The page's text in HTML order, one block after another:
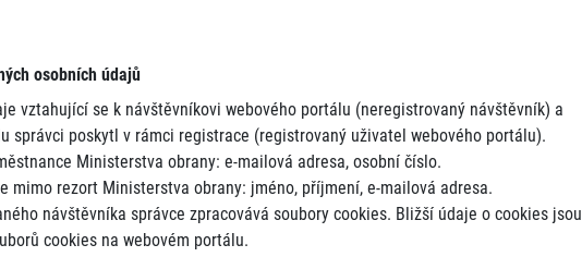
osobních údajů
vztahující se k návštěvníkovi webového portálu (neregistrovaný návštěvník) a
správci poskytl v rámci registrace (registrovaný uživatel webového portálu).
Ministerstva obrany: e-mailová adresa, osobní číslo.
mimo rezort Ministerstva obrany: jméno, příjmení, e-mailová adresa.
návštěvníka správce zpracovává soubory cookies. Bližší údaje o cookies jsou
cookies na webovém portálu.